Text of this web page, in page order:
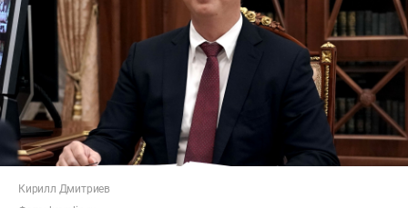
Кирилл Дмитриев